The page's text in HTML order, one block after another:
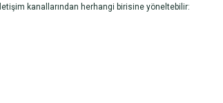
kanallarından herhangi birisine yöneltebilir: